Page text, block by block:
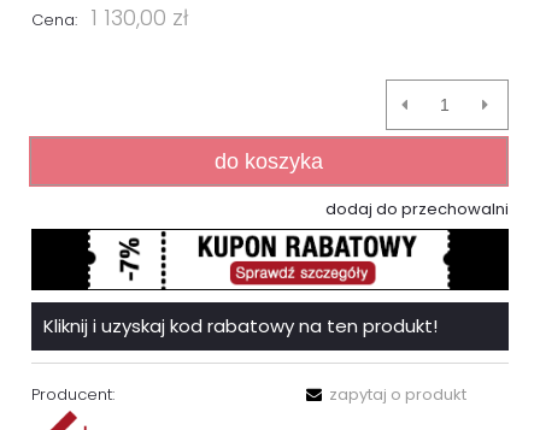
Cena: 1 130,00 zł
do koszyka
dodaj do przechowalni
Kliknij i uzyskaj kod rabatowy na ten produkt!
Producent: zapytaj o produkt